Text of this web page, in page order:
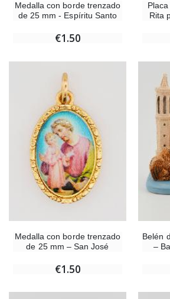
Medalla con borde trenzado
de 25 mm - Espíritu Santo
€1.50
Rita
Medalla con borde trenzado
de 25 mm – San José
€1.50
Belén
–